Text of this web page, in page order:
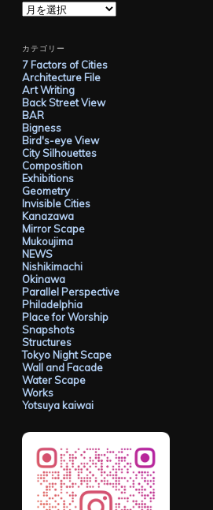
ア
ー
イ
ブ
カテゴリー
7 Factors of Cities
Architecture File
Art Writing
Back Street View
BAR
Bigness
Bird's-eye View
City Silhouettes
Composition
Exhibitions
Geometry
Invisible Cities
Kanazawa
Mirror Scape
Mukoujima
NEWS
Nishikimachi
Okinawa
Parallel Perspective
Philadelphia
Place for Worship
Snapshots
Structures
Tokyo Night Scape
Wall and Facade
Water Scape
Works
Yotsuya kaiwai